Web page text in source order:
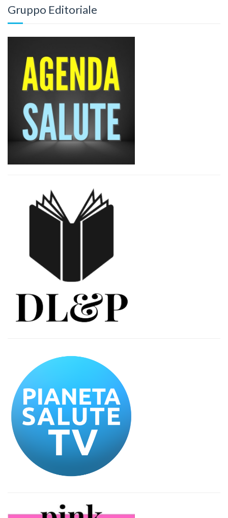
Gruppo Editoriale